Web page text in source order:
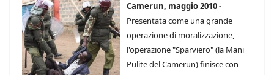
Camerun, maggio 2010 -
Presentata come una grande
operazione di moralizzazione,
l'operazione "Sparviero" (la Mani
Pulite del Camerun) finisce con